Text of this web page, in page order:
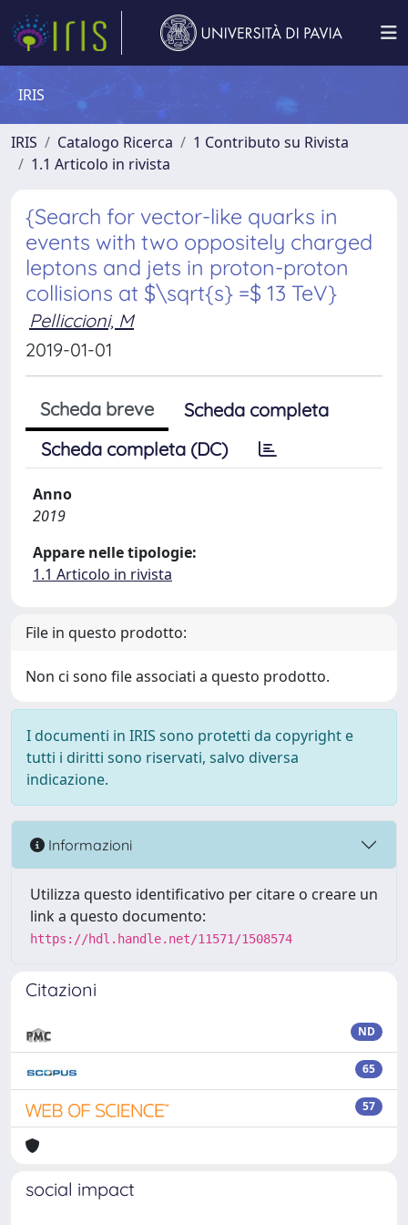
IRIS
IRIS Catalogo Ricerca
1 Contributo su Rivista
1.1 Articolo in rivista
{Search for vector-like quarks in
events with two oppositely charged
leptons and jets in proton-proton
collisions at $\sqrt{s} =$ 13 TeV}
Pelliccioni, M
2019-01-01
Scheda breve
Scheda completa
Scheda completa (DC)
Anno
2019
Appare nelle tipologie:
1.1 Articolo in rivista
File in questo prodotto:
Non ci sono file associati a questo prodotto.
I documenti in IRIS sono protetti da copyright e
tutti i diritti sono riservati, salvo diversa
indicazione.
Informazioni
Utilizza questo identificativo per citare o creare un
link a questo documento:
https://hdl.handle.net/11571/1508574
Citazioni
ND
65
57
social impact